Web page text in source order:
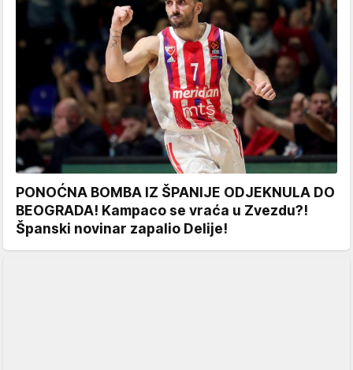
PONOĆNA BOMBA IZ ŠPANIJE ODJEKNULA DO
BEOGRADA! Kampaco se vraća u Zvezdu?!
Španski novinar zapalio Delije!